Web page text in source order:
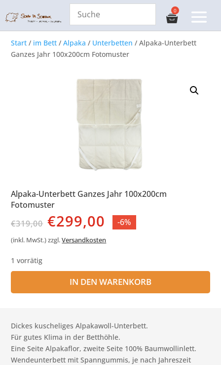
Start / im Bett /Alpaka / Unterbetten / Alpaka-Unterbett
Ganzes Jahr 100x200cm Fotomuster
Alpaka-Unterbett Ganzes Jahr 100x200cm
Fotomuster
€319,00 Ursprünglicher
Preis
war:
€299,00 Aktueller
Preis
ist:
-6%
(inkl. MwSt.) zzgl.Versandkosten
Dickes kuscheliges Alpakawoll-Unterbett.
Für gutes Klima in der Betthöhle.
Eine Seite Alpakaflor, zweite Seite 100% Baumwollinlett.
Wendeunterbett mit Spanngummis, je nach Jahreszeit
1 vorrätig
IN DEN WARENKORB